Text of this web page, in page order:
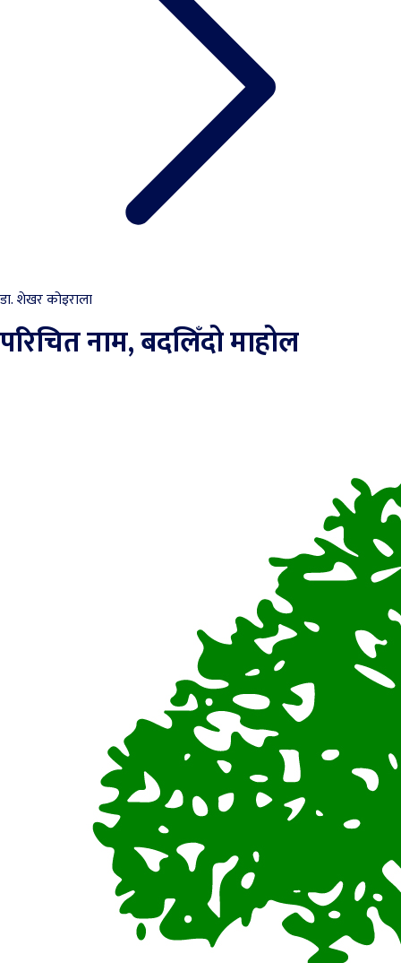
डा. शेखर कोइराला
परिचित नाम, बदलिँदो माहोल